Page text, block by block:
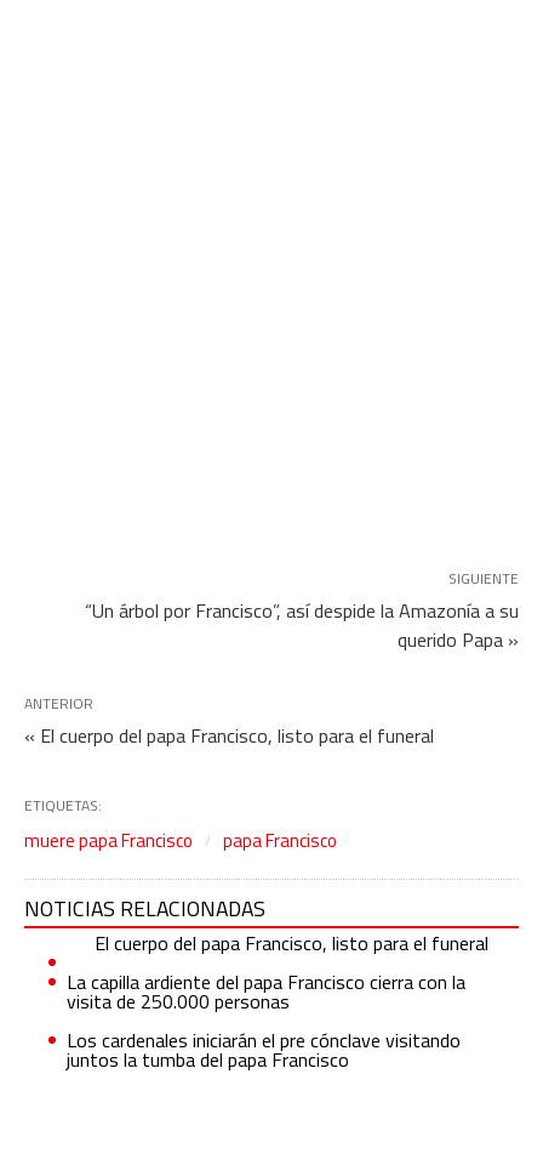
SIGUIENTE
“Un árbol por Francisco”, así despide la Amazonía a su
querido Papa »
ANTERIOR
« El cuerpo del papa Francisco, listo para el funeral
ETIQUETAS:
muere papa Francisco papa Francisco
NOTICIAS RELACIONADAS
El cuerpo del papa Francisco, listo para el funeral
La capilla ardiente del papa Francisco cierra con la
visita de 250.000 personas
Los cardenales iniciarán el pre cónclave visitando
juntos la tumba del papa Francisco